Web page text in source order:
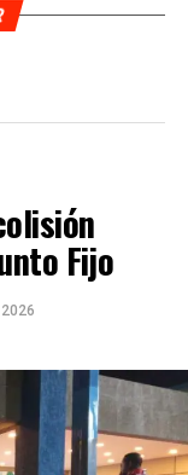
Fijo